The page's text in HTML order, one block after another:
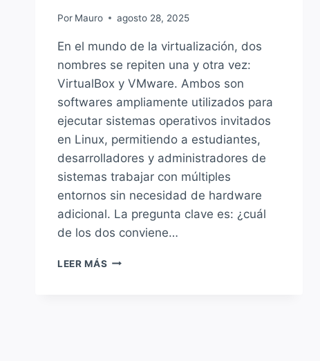
Por Mauro agosto 28, 2025
En el mundo de la virtualización, dos
nombres se repiten una y otra vez:
VirtualBox y VMware. Ambos son
softwares ampliamente utilizados para
ejecutar sistemas operativos invitados
en Linux, permitiendo a estudiantes,
desarrolladores y administradores de
sistemas trabajar con múltiples
entornos sin necesidad de hardware
adicional. La pregunta clave es: ¿cuál
de los dos conviene…
LEER MÁS VIRTUALBOX